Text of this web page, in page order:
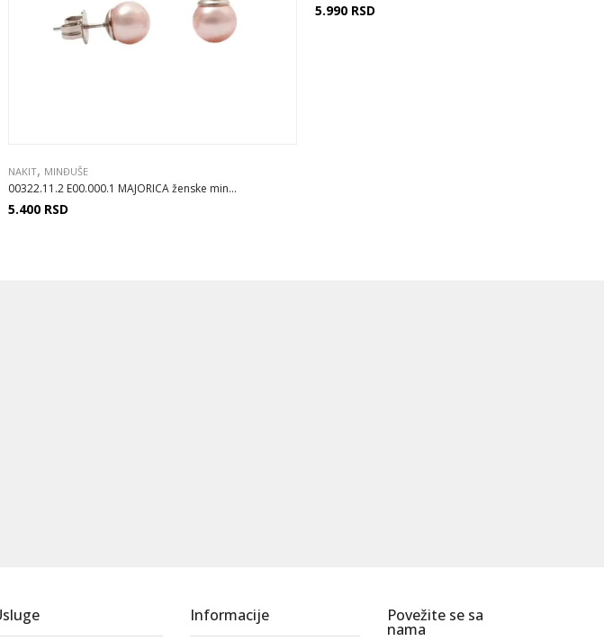
NAKIT, MINĐUŠE
00322.11.2 E00.000.1 MAJORICA ženske min...
5.400 RSD
5.990 RSD
Informacije Povežite se sa
nama